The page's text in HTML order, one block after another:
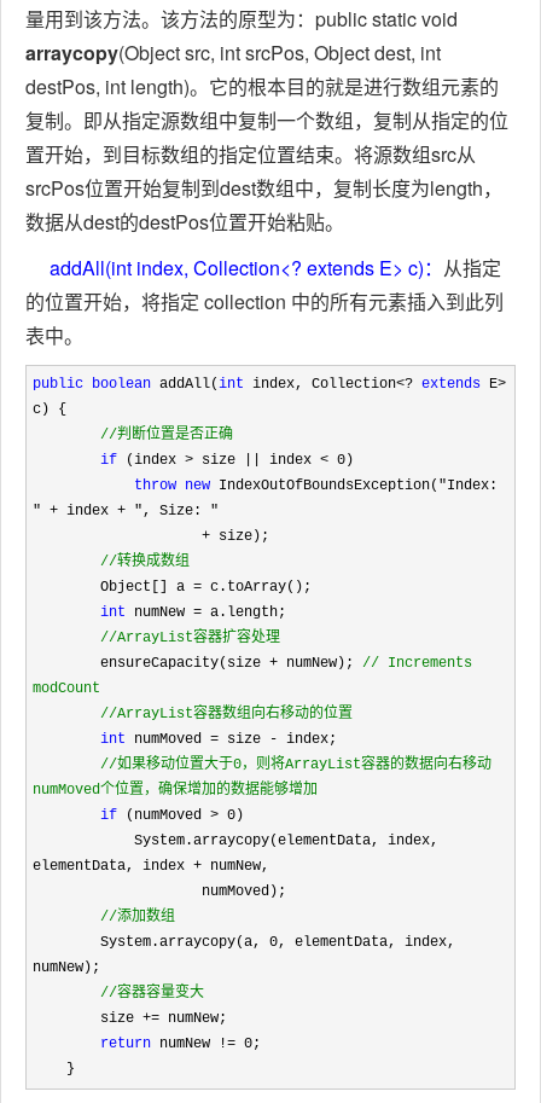
量用到该方法。该方法的原型为：public static void
arraycopy(Objectsrc, int srcPos, Objectdest, int
destPos, int length)。它的根本目的就是进行数组元素的
复制。即从指定源数组中复制一个数组，复制从指定的位
置开始，到目标数组的指定位置结束。将源数组src从
srcPos位置开始复制到dest数组中，复制长度为length，
数据从dest的destPos位置开始粘贴。
addAll(int index, Collection<? extends E> c)： 从指定
的位置开始，将指定 collection 中的所有元素插入到此列
表中。
public boolean addAll(int index, Collection<? extends E>
c) {
//判断位置是否正确
if (index > size || index < 0 )
throw new IndexOutOfBoundsException("Index:
" + index + ", Size: "
                    +
size);
//转换成数组
        Object[] a =
c.toArray();
int numNew = a.length;
//ArrayList容器扩容处理
        ensureCapacity(size + numNew);
// Increments
modCount
//ArrayList容器数组向右移动的位置
int numMoved = size - index;
//如果移动位置大于0，则将ArrayList容器的数据向右移动
numMoved个位置，确保增加的数据能够增加
if (numMoved > 0 )
elementData, index + numNew,
//添加数组
        System.arraycopy(a, 0
, elementData, index,
numNew);
//容器容量变大
        size +=
numNew;
return numNew != 0;
    }